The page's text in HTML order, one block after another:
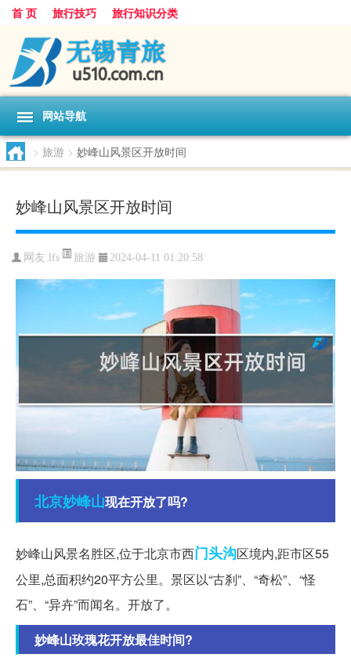
首 页 旅行技巧 旅行知识分类
网站导航
> 旅游 > 妙峰山风景区开放时间
妙峰山风景区开放时间
网友: lfs 旅游 2024-04-11 01:20:58
北京妙峰山现在开放了吗?
妙峰山风景名胜区,位于北京市西门头沟区境内,距市区55
公里,总面积约20平方公里。景区以“古刹”、“奇松”、“怪
石”、“异卉”而闻名。开放了。
妙峰山玫瑰花开放最佳时间?